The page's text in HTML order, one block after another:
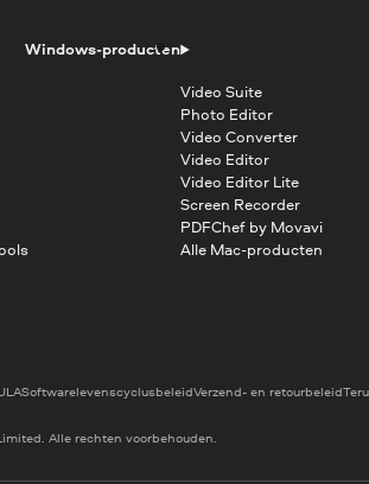
Windows-producten
Video Suite
Photo Editor
Video Converter
Video Editor
Video Editor Lite
Screen Recorder
PDFChef by Movavi
Alle Mac-producten
Alle rechten voorbehouden.
SoftwarelevenscyclusbeleidVerzend- en retourbeleid